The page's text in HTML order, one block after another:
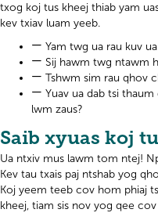
txog koj tus kheej thiab yam
kev txiav luam yeeb.
Yam twg ua rau kuv
Sij hawm twg ntawm
Tshwm sim rau qhov
Yuav ua dab tsi
lwm zaus?
Saib xyuas koj
Ua ntxiv mus lawm tom ntej!
Kev tau txais paj ntshab yog
Koj yeem teeb cov hom phiaj
kheej, tiam sis nov yog qee